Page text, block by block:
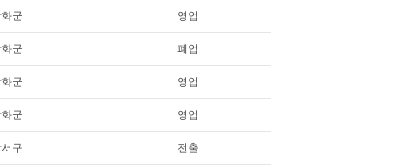
군 영업
군 폐업
군 영업
군 영업
구 전출